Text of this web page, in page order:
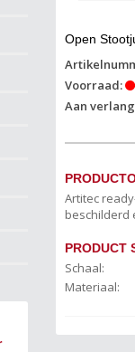
Open
Voorraad:
Aan
Artitec
beschilderd
PRODUCT
Schaal:
Materiaal: